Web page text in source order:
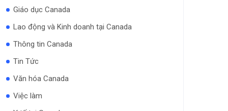
Giáo dục Canada
Lao động và Kinh doanh tại Canada
Thông tin Canada
Tin Tức
Văn hóa Canada
Việc làm